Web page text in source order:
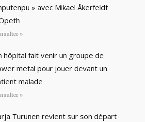
» avec Mikael Åkerfeldt
»
hôpital fait venir un groupe de
metal pour jouer devant un
malade
»
Turunen revient sur son départ